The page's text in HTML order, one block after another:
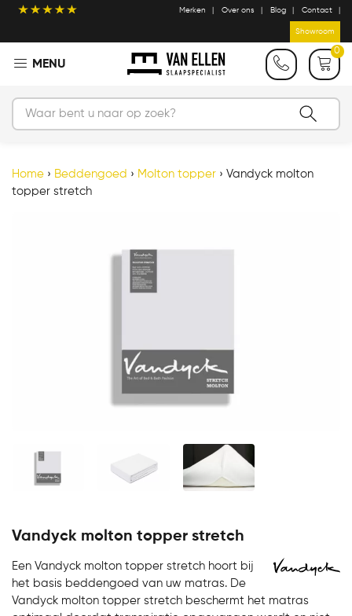
Merken Over ons Blog Contact
Showroom
0
Home › Beddengoed › Molton topper › Vandyck molton
topper stretch
Vandyck molton topper stretch
Een Vandyck molton topper stretch hoort bij
het basis beddengoed van uw matras. De
Vandyck molton topper stretch beschermt het matras